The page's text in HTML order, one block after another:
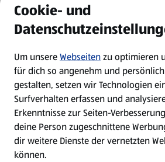
Newsletter
WhatsApp
Über ALDI SÜD
Filialen
Cookie- und
Um unsereWebseitenzu optimieren
für dich so angenehm und
gestalten, setzen wir Technologien
Surfverhalten erfassen und
Erkenntnisse zur Seiten-
deine Person zugeschnittene
dir weitere Dienste der vernetzten
können.